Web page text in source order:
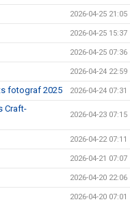
2026-04-25 21:05
2026-04-25 15:37
2026-04-25 07:36
2026-04-24 22:59
fotograf 2025 2026-04-24 07:31
Craft-
2026-04-23 07:15
2026-04-22 07:11
2026-04-21 07:07
2026-04-20 22:06
2026-04-20 07:01